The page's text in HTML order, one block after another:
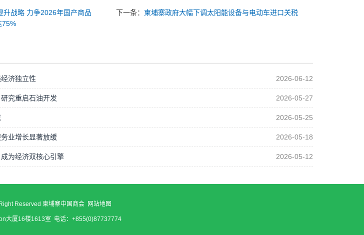
升战略 力争2026年国产商品
75%
下一条： 柬埔寨政府大幅下调太阳能设备与电动车进口关税
济独立性 2026-06-12
究重启石油开发 2026-05-27
2026-05-25
业增长显著放缓 2026-05-18
为经济双核心引擎 2026-05-12
Reserved 柬埔寨中国商会 网站地图
大厦16楼1613室 电话：+855(0)87737774